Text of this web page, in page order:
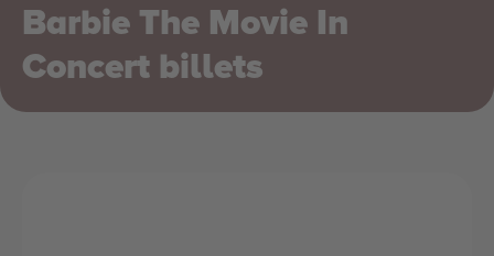
Barbie The Movie In
Concert billets